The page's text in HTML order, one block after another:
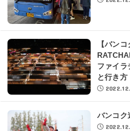
【バン
ファイラ
と行き方
バンコク